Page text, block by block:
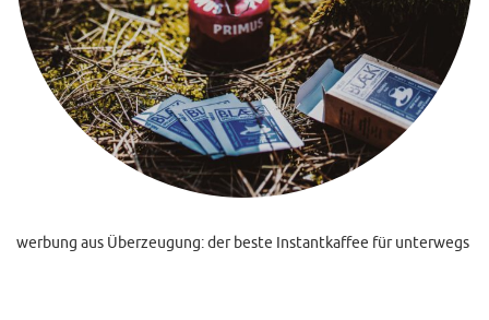
werbung aus Überzeugung: der beste Instantkaffee für unterwegs